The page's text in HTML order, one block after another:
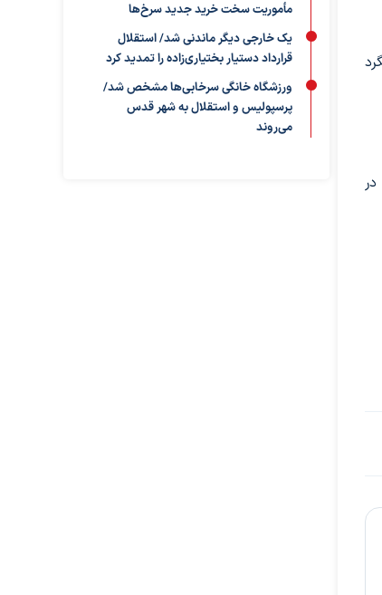
مأموریت سخت خرید جدید سرخ‌ها
یک خارجی دیگر ماندنی شد/ استقلال
قرارداد دستیار بختیاری‌زاده را تمدید کرد
ورزشگاه خانگی سرخابی‌ها مشخص شد/
پرسپولیس و استقلال به شهر قدس
می‌روند